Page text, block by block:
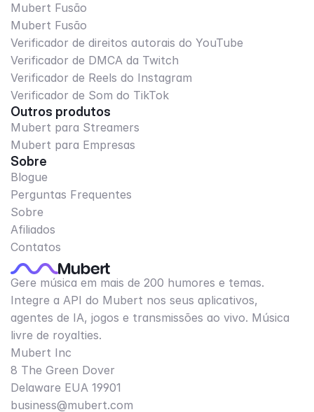
Mubert Fusão
Mubert Fusão
Verificador de direitos autorais do YouTube
Verificador de DMCA da Twitch
Verificador de Reels do Instagram
Verificador de Som do TikTok
Outros produtos
Mubert para Streamers
Mubert para Empresas
Sobre
Blogue
Perguntas Frequentes
Sobre
Afiliados
Contatos
Gere música em mais de 200 humores e temas.
Integre a API do Mubert nos seus aplicativos,
agentes de IA, jogos e transmissões ao vivo. Música
livre de royalties.
Mubert Inc
8 The Green Dover
Delaware EUA 19901​
business@mubert.com